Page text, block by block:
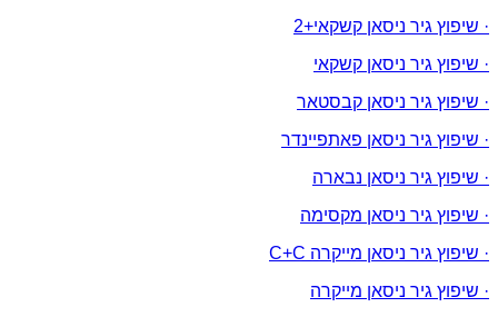
· שיפוץ גיר ניסאן קשקאי+2
· שיפוץ גיר ניסאן קשקאי
· שיפוץ גיר ניסאן קבסטאר
· שיפוץ גיר ניסאן פאתפיינדר
· שיפוץ גיר ניסאן נבארה
· שיפוץ גיר ניסאן מקסימה
· שיפוץ גיר ניסאן מייקרה C+C
· שיפוץ גיר ניסאן מייקרה